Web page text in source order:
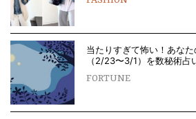
当たりすぎて怖い！あな
（2/23〜3/1）を数秘術占
FORTUNE